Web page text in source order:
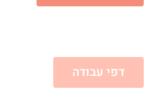
דפי עבודה